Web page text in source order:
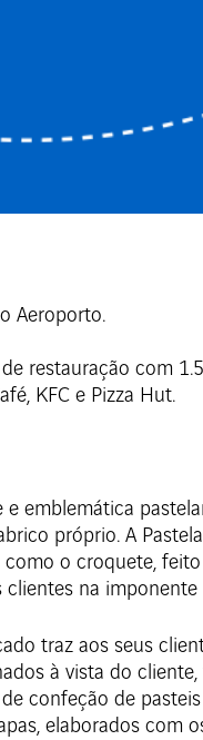
Aeroporto.
restauração com
KFC e Pizza Hut.
emblemática
próprio. A
o croquete,
na imponente
traz aos seus
à vista do
confeção de
elaborados com